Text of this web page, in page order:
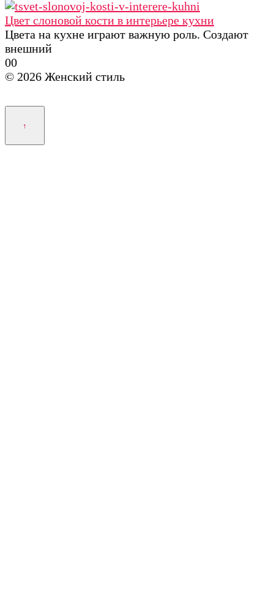
Цвет слоновой кости в интерьере кухни
Цвета на кухне играют важную роль. Создают
внешний
00
© 2026 Женский стиль